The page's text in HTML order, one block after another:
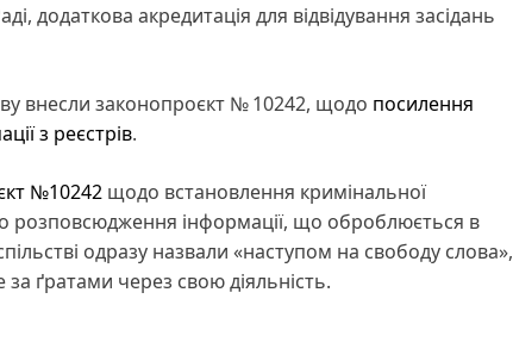
додаткова акредитація для відвідування засідань
внесли законопроєкт № 10242, щодо посилення
з реєстрів.
№10242 щодо встановлення кримінальної
розповсюдження інформації, що оброблюється в
одразу назвали «наступом на свободу слова»,
ґратами через свою діяльність.